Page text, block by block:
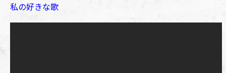
私の好きな歌